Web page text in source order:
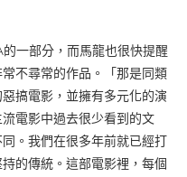
一部分，而馬龍也很快提醒
不尋常的作品。「那是同類
搞電影，並擁有多元化的演
電影中過去很少看到的文
。我們在很多年前就已經打
的傳統。這部電影裡，每個